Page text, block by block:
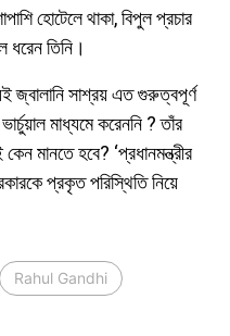
হোটেলে থাকা, বিপুল প্রচার
ধরেন তিনি।
সাশ্রয় এত গুরুত্বপূর্ণ
মাধ্যমে করেননি ? তাঁর
মানতে হবে? ‘প্রধানমন্ত্রীর
প্রকৃত পরিস্থিতি নিয়ে
Rahul Gandhi